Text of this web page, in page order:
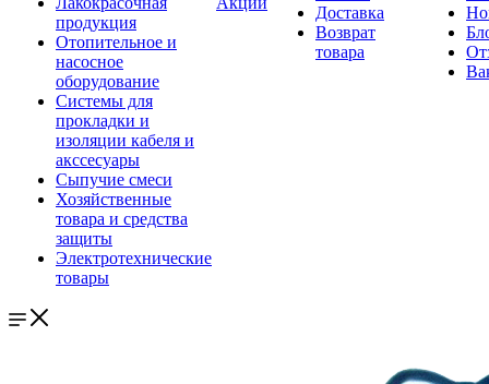
продукция
Отопительное и
насосное
оборудование
Системы для
прокладки и
изоляции кабеля и
акссесуары
Сыпучие смеси
Хозяйственные
товара и средства
защиты
Электротехнические
товары
Доставка
Возврат
товара